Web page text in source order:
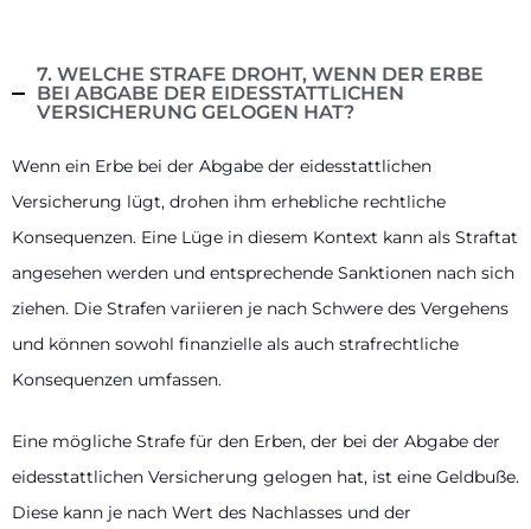
7. WELCHE STRAFE DROHT, WENN DER ERBE
BEI ABGABE DER EIDESSTATTLICHEN
VERSICHERUNG GELOGEN HAT?
Wenn ein Erbe bei der Abgabe der eidesstattlichen
Versicherung lügt, drohen ihm erhebliche rechtliche
Konsequenzen. Eine Lüge in diesem Kontext kann als Straftat
angesehen werden und entsprechende Sanktionen nach sich
ziehen. Die Strafen variieren je nach Schwere des Vergehens
und können sowohl finanzielle als auch strafrechtliche
Konsequenzen umfassen.
Eine mögliche Strafe für den Erben, der bei der Abgabe der
eidesstattlichen Versicherung gelogen hat, ist eine Geldbuße.
Diese kann je nach Wert des Nachlasses und der